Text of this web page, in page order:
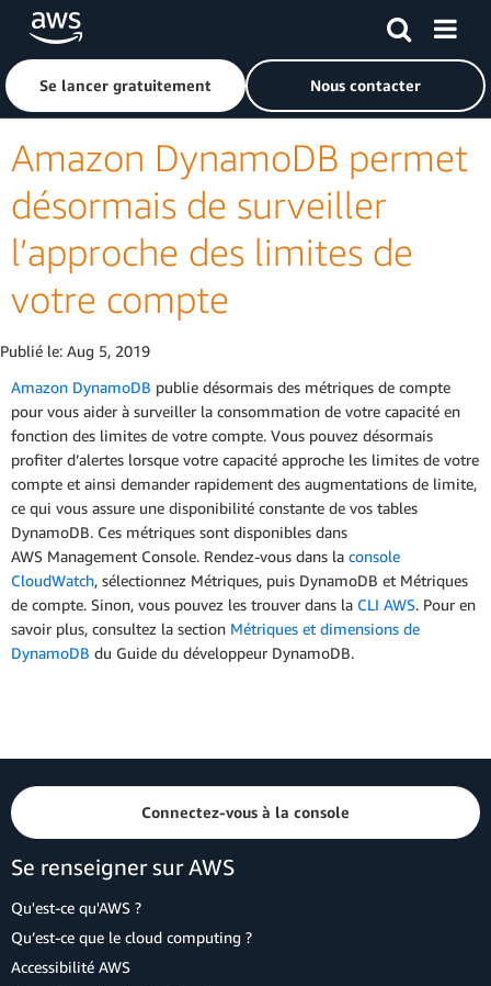
Passer au contenu principal
Cliquer ici pour revenir à la page d'accueil d'Amazon Web
Se lancer gratuitement Nous contacter
Amazon DynamoDB permet
désormais de surveiller
l’approche des limites de
votre compte
Publié le: Aug 5, 2019
Amazon DynamoDB publie désormais des métriques de compte
pour vous aider à surveiller la consommation de votre capacité en
fonction des limites de votre compte. Vous pouvez désormais
profiter d’alertes lorsque votre capacité approche les limites de votre
compte et ainsi demander rapidement des augmentations de limite,
ce qui vous assure une disponibilité constante de vos tables
DynamoDB. Ces métriques sont disponibles dans
AWS Management Console. Rendez-vous dans la console
CloudWatch, sélectionnez Métriques, puis DynamoDB et Métriques
de compte. Sinon, vous pouvez les trouver dans la CLI AWS. Pour en
savoir plus, consultez la section Métriques et dimensions de
DynamoDB du Guide du développeur DynamoDB.
Connectez-vous à la console
Se renseigner sur AWS
Qu'est-ce qu'AWS ?
Qu’est-ce que le cloud computing ?
Accessibilité AWS